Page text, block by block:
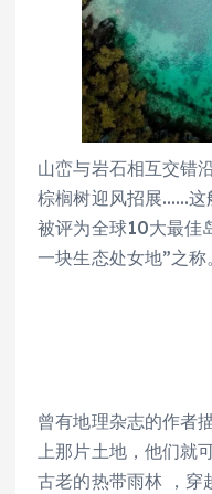
山峦与岩石相互交错
棕榈树迎风招展……这
被评为全球10大最佳
一块生态处女地”之称
曾有地理杂志的作者
上那片土地，他们就
古老的热带雨林 ，穿